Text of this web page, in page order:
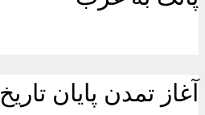
آغاز تمدن پایان تاریخ